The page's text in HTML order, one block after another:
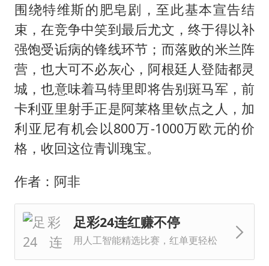
围绕特维斯的肥皂剧，至此基本宣告结
束，在竞争中笑到最后尤文，终于得以补
强饱受诟病的锋线环节；而落败的米兰阵
营，也大可不必灰心，阿根廷人登陆都灵
城，也意味着马特里即将告别斑马军，前
卡利亚里射手正是阿莱格里钦点之人，加
利亚尼有机会以800万-1000万欧元的价
格，收回这位青训瑰宝。
作者：阿非
足彩24连红赚不停
用人工智能精选比赛，红单更轻松